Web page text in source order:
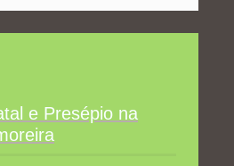
e Presépio na